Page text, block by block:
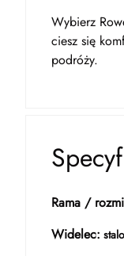
Wybierz
ciesz się
podróży.
Rama /
Widelec: